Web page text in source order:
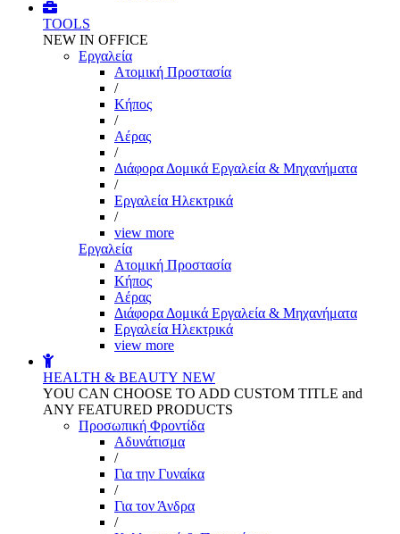
TOOLS
NEW IN OFFICE
Εργαλεία
Aτομική Προστασία
/
Kήπος
/
Αέρας
/
Διάφορα Δομικά Εργαλεία & Μηχανήματα
/
Εργαλεία Ηλεκτρικά
/
view more
Εργαλεία
Aτομική Προστασία
Kήπος
Αέρας
Διάφορα Δομικά Εργαλεία & Μηχανήματα
Εργαλεία Ηλεκτρικά
view more
HEALTH & BEAUTY NEW
YOU CAN CHOOSE TO ADD CUSTOM TITLE and
ANY FEATURED PRODUCTS
Προσωπική Φροντίδα
Αδυνάτισμα
/
Για την Γυναίκα
/
Για τον Άνδρα
/